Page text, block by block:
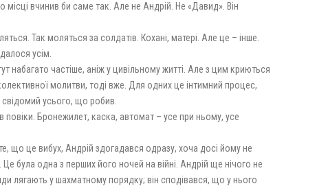
вчинив би саме так. Але не Андрій. Не «Давид». Він
Так моляться за солдатів. Кохані, матері. Але це – інше.
усім.
набагато частіше, аніж у цивільному житті. Але з цим криються
молитви, тоді вже. Для одних це інтимний процес,
свідомий усього, що робив.
повіки. Бронежилет, каска, автомат – усе при ньому, усе
що це вибух, Андрій здогадався одразу, хоча досі йому не
була одна з перших його ночей на війні. Андрій ще нічого не
лягають у шахматному порядку; він сподівався, що у нього